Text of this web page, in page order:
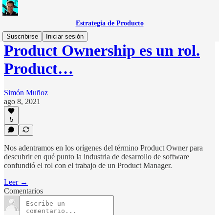
Estrategia de Producto
Suscribirse
Iniciar sesión
Product Ownership es un rol.
Product…
Simón Muñoz
ago 8, 2021
5
Nos adentramos en los orígenes del término Product Owner para
descubrir en qué punto la industria de desarrollo de software
confundió el rol con el trabajo de un Product Manager.
Leer →
Comentarios